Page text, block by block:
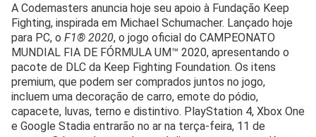
A Codemasters anuncia hoje seu apoio à Fundação Keep
Fighting, inspirada em Michael Schumacher. Lançado hoje
para PC, o F1® 2020, o jogo oficial do CAMPEONATO
MUNDIAL FIA DE FÓRMULA UM™ 2020, apresentando o
pacote de DLC da Keep Fighting Foundation. Os itens
premium, que podem ser comprados juntos no jogo,
incluem uma decoração de carro, emote do pódio,
capacete, luvas, terno e distintivo. PlayStation 4, Xbox One
e Google Stadia entrarão no ar na terça-feira, 11 de